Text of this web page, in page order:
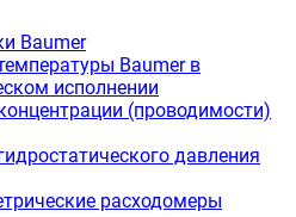
Baumer
Baumer в
исполнении
(проводимости)
давления
расходомеры